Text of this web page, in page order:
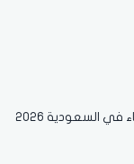
سعر تركيب عداد الكهرباء في السعودية 2026